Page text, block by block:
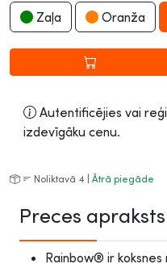
Zaļa Oranža
Autentificējies vai
izdevīgāku cenu.
Noliktavā 4 | Ātrā piegāde
Preces apraksts
Rainbow® ir koksnes